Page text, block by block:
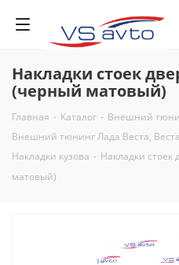
Накладки стоек
(черный матовый)
Главная - Каталог - Внешний
Внешний тюнинг Лада Веста,
Накладки кузова - Накладки стоек
матовый)